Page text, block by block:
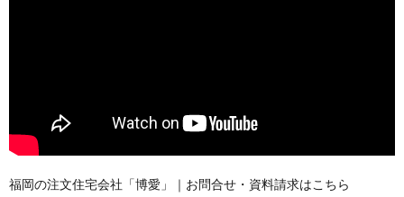
福岡の注文住宅会社「博愛」｜お問合せ・資料請求はこちら